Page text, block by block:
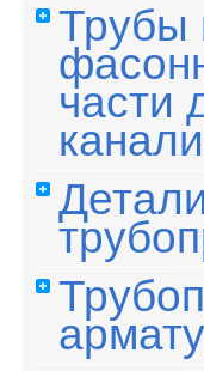
Трубы
части
Детали